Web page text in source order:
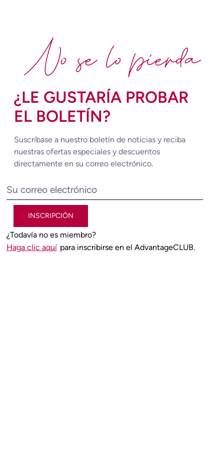
¿LE GUSTARÍA PROBAR
EL BOLETÍN?
Suscríbase a nuestro boletín de noticias y reciba
nuestras ofertas especiales y descuentos
directamente en su correo electrónico.
INSCRIPCIÓN
¿Todavía no es miembro?
Haga clic aquí para inscribirse en el AdvantageCLUB.
No se lo pierda